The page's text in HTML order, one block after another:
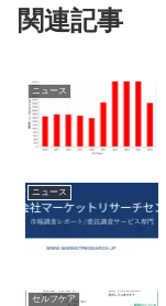
関連記事
ニュース
ニュース
セルフケア